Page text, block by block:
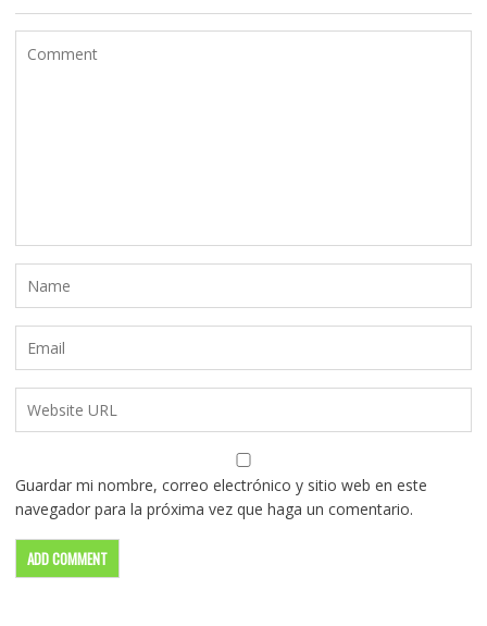
Guardar mi nombre, correo electrónico y sitio web en este
navegador para la próxima vez que haga un comentario.